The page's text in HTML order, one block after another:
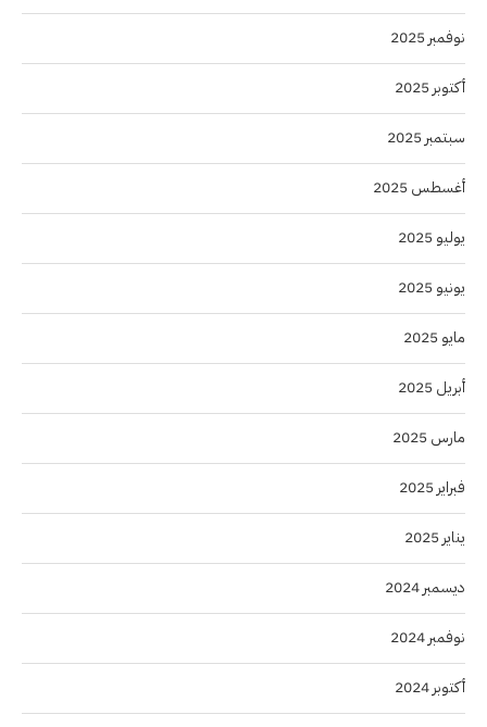
نوفمبر 2025
أكتوبر 2025
سبتمبر 2025
أغسطس 2025
يوليو 2025
يونيو 2025
مايو 2025
أبريل 2025
مارس 2025
فبراير 2025
يناير 2025
ديسمبر 2024
نوفمبر 2024
أكتوبر 2024